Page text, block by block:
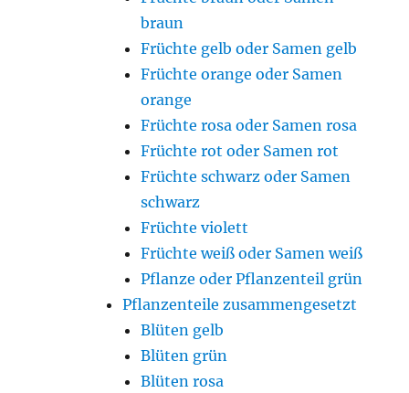
braun
Früchte gelb oder Samen gelb
Früchte orange oder Samen
orange
Früchte rosa oder Samen rosa
Früchte rot oder Samen rot
Früchte schwarz oder Samen
schwarz
Früchte violett
Früchte weiß oder Samen weiß
Pflanze oder Pflanzenteil grün
Pflanzenteile zusammengesetzt
Blüten gelb
Blüten grün
Blüten rosa